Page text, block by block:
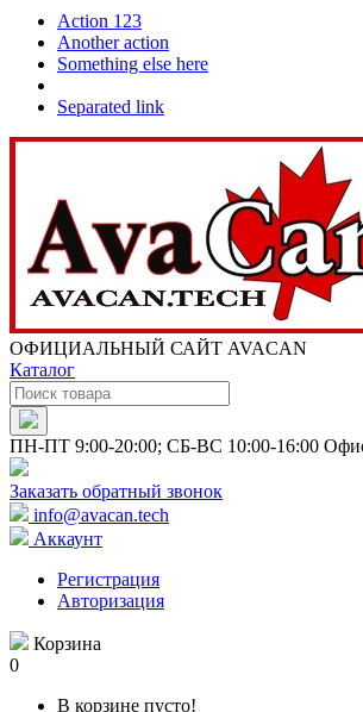
Action 123
Another action
Something else here
Separated link
ОФИЦИАЛЬНЫЙ САЙТ AVACAN
Каталог
ПН-ПТ 9:00-20:00; СБ-ВС 10:00-16:00
Заказать обратный звонок
info@avacan.tech
Аккаунт
Регистрация
Авторизация
Корзина
0
В корзине пусто!